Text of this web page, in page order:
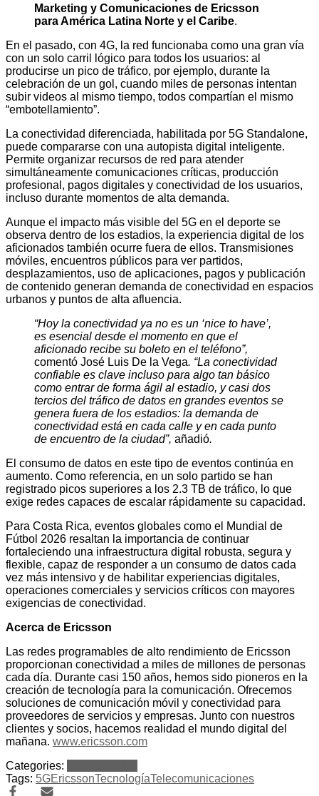
Marketing y Comunicaciones de Ericsson
para América Latina Norte y el Caribe.
En el pasado, con 4G, la red funcionaba como una gran vía
con un solo carril lógico para todos los usuarios: al
producirse un pico de tráfico, por ejemplo, durante la
celebración de un gol, cuando miles de personas intentan
subir videos al mismo tiempo, todos compartían el mismo
“embotellamiento”.
La conectividad diferenciada, habilitada por 5G Standalone,
puede compararse con una autopista digital inteligente.
Permite organizar recursos de red para atender
simultáneamente comunicaciones críticas, producción
profesional, pagos digitales y conectividad de los usuarios,
incluso durante momentos de alta demanda.
Aunque el impacto más visible del 5G en el deporte se
observa dentro de los estadios, la experiencia digital de los
aficionados también ocurre fuera de ellos. Transmisiones
móviles, encuentros públicos para ver partidos,
desplazamientos, uso de aplicaciones, pagos y publicación
de contenido generan demanda de conectividad en espacios
urbanos y puntos de alta afluencia.
“Hoy la conectividad ya no es un ‘nice to have’,
es esencial desde el momento en que el
aficionado recibe su boleto en el teléfono”,
comentó José Luis De la Vega. “La conectividad
confiable es clave incluso para algo tan básico
como entrar de forma ágil al estadio, y casi dos
tercios del tráfico de datos en grandes eventos se
genera fuera de los estadios: la demanda de
conectividad está en cada calle y en cada punto
de encuentro de la ciudad”, añadió.
El consumo de datos en este tipo de eventos continúa en
aumento. Como referencia, en un solo partido se han
registrado picos superiores a los 2.3 TB de tráfico, lo que
exige redes capaces de escalar rápidamente su capacidad.
Para Costa Rica, eventos globales como el Mundial de
Fútbol 2026 resaltan la importancia de continuar
fortaleciendo una infraestructura digital robusta, segura y
flexible, capaz de responder a un consumo de datos cada
vez más intensivo y de habilitar experiencias digitales,
operaciones comerciales y servicios críticos con mayores
exigencias de conectividad.
Acerca de Ericsson
Las redes programables de alto rendimiento de Ericsson
proporcionan conectividad a miles de millones de personas
cada día. Durante casi 150 años, hemos sido pioneros en la
creación de tecnología para la comunicación. Ofrecemos
soluciones de comunicación móvil y conectividad para
proveedores de servicios y empresas. Junto con nuestros
clientes y socios, hacemos realidad el mundo digital del
mañana. www.ericsson.com
Categories:
Tags: 5GEricssonTecnologíaTelecomunicaciones